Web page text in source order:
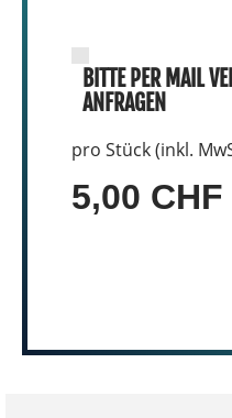
BITTE PER MAIL
ANFRAGEN
pro Stück (inkl.
5,00 CHF